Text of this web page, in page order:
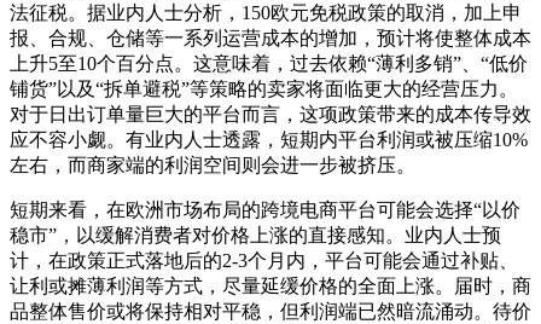
法征税。据业内人士分析，150欧元免税政策的取消，加上申
报、合规、仓储等一系列运营成本的增加，预计将使整体成本
上升5至10个百分点。这意味着，过去依赖“薄利多销”、“低价
铺货”以及“拆单避税”等策略的卖家将面临更大的经营压力。
对于日出订单量巨大的平台而言，这项政策带来的成本传导效
应不容小觑。有业内人士透露，短期内平台利润或被压缩10%
左右，而商家端的利润空间则会进一步被挤压。
短期来看，在欧洲市场布局的跨境电商平台可能会选择“以价
稳市”，以缓解消费者对价格上涨的直接感知。业内人士预
计，在政策正式落地后的2-3个月内，平台可能会通过补贴、
让利或摊薄利润等方式，尽量延缓价格的全面上涨。届时，商
品整体售价或将保持相对平稳，但利润端已然暗流涌动。待价